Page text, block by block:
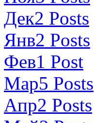
Дек2 Posts
Янв2 Posts
Фев1 Post
Мар5 Posts
Апр2 Posts